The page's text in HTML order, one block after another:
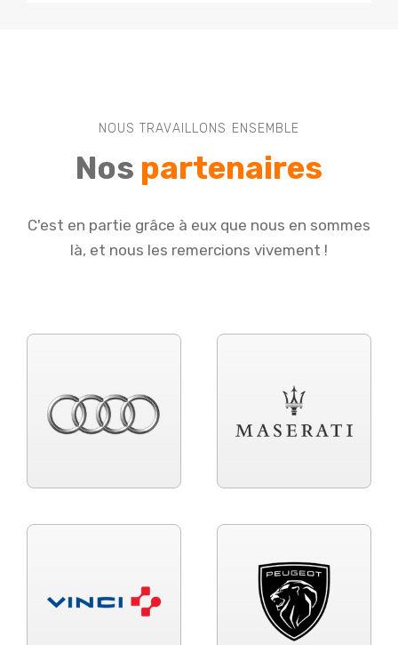
NOUS TRAVAILLONS ENSEMBLE
Nos partenaires
C'est en partie grâce à eux que nous en sommes
là, et nous les remercions vivement !